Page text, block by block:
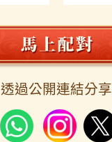
透過公開連結分享